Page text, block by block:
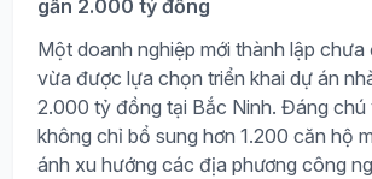
gần 2.000 tỷ đồng
Một doanh nghiệp mới thành lập chưa
vừa được lựa chọn triển khai dự án
2.000 tỷ đồng tại Bắc Ninh. Đáng chú
không chỉ bổ sung hơn 1.200 căn hộ
ánh xu hướng các địa phương công